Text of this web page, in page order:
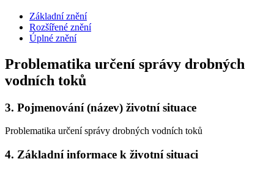
Základní znění
Rozšířené znění
Úplné znění
Problematika určení správy drobných
vodních toků
3. Pojmenování (název) životní situace
Problematika určení správy drobných vodních toků
4. Základní informace k životní situaci